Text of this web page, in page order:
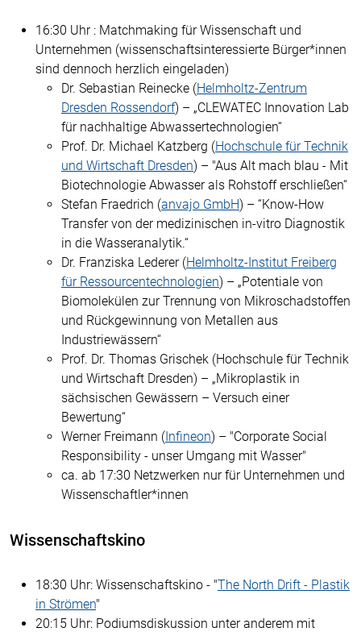
16:30 Uhr : Matchmaking für Wissenschaft und
Unternehmen (wissenschaftsinteressierte Bürger*innen
sind dennoch herzlich eingeladen)
Dr. Sebastian Reinecke (Helmholtz-Zentrum
Dresden Rossendorf) – „CLEWATEC Innovation Lab
für nachhaltige Abwassertechnologien“
Prof. Dr. Michael Katzberg (Hochschule für Technik
und Wirtschaft Dresden) – "Aus Alt mach blau - Mit
Biotechnologie Abwasser als Rohstoff erschließen“
Stefan Fraedrich (anvajo GmbH) – “Know-How
Transfer von der medizinischen in-vitro Diagnostik
in die Wasseranalytik.“
Dr. Franziska Lederer (Helmholtz-Institut Freiberg
für Ressourcentechnologien) – „Potentiale von
Biomolekülen zur Trennung von Mikroschadstoffen
und Rückgewinnung von Metallen aus
Industriewässern“
Prof. Dr. Thomas Grischek (Hochschule für Technik
und Wirtschaft Dresden) – „Mikroplastik in
sächsischen Gewässern – Versuch einer
Bewertung“
Werner Freimann ( Infineon) – "Corporate Social
Responsibility - unser Umgang mit Wasser"
ca. ab 17:30 Netzwerken nur für Unternehmen und
Wissenschaftler*innen
Wissenschaftskino
18:30 Uhr: Wissenschaftskino - "The North Drift - Plastik
in Strömen"
20:15 Uhr: Podiumsdiskussion unter anderem mit